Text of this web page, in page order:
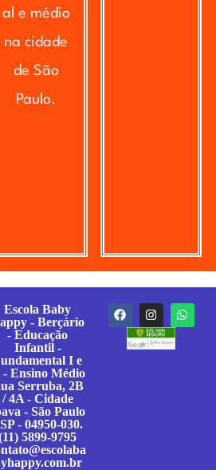
al e médio
na cidade
de São
Paulo.
Escola Baby
- Berçário
- Educação
Infantil -
I e
Ensino Médio
Serruba, 2B
/ 4A - Cidade
- São Paulo
- 04950-030.
5899-9795